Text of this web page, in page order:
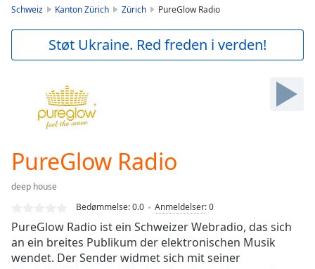
Forward
Current
Time0:00
Duration
0.00%
Stream
TypeLIVE
Schweiz Kanton Zürich Zürich PureGlow Radio
Støt Ukraine. Red freden i verden!
PureGlow Radio
deep house
Bedømmelse:0.0 Anmeldelser:0
PureGlow Radio ist ein Schweizer Webradio, das sich
an ein breites Publikum der elektronischen Musik
wendet. Der Sender widmet sich mit seiner